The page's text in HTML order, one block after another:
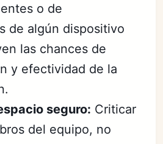
o de
de algún dispositivo
las chances de
y efectividad de la
seguro: Criticar
del equipo, no